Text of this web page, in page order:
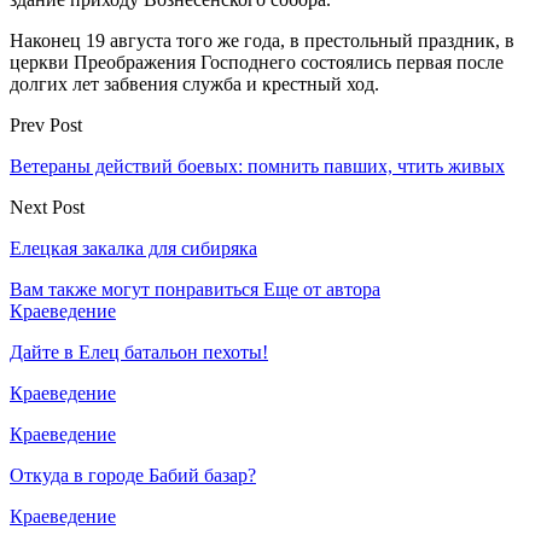
Наконец 19 августа того же года, в престольный праздник, в
церкви Преображения Господнего состоялись первая после
долгих лет забвения служба и крестный ход.
Prev Post
Ветераны действий боевых: помнить павших, чтить живых
Next Post
Елецкая закалка для сибиряка
Вам также могут понравиться Еще от автора
Краеведение
Дайте в Елец батальон пехоты!
Краеведение
Краеведение
Откуда в городе Бабий базар?
Краеведение